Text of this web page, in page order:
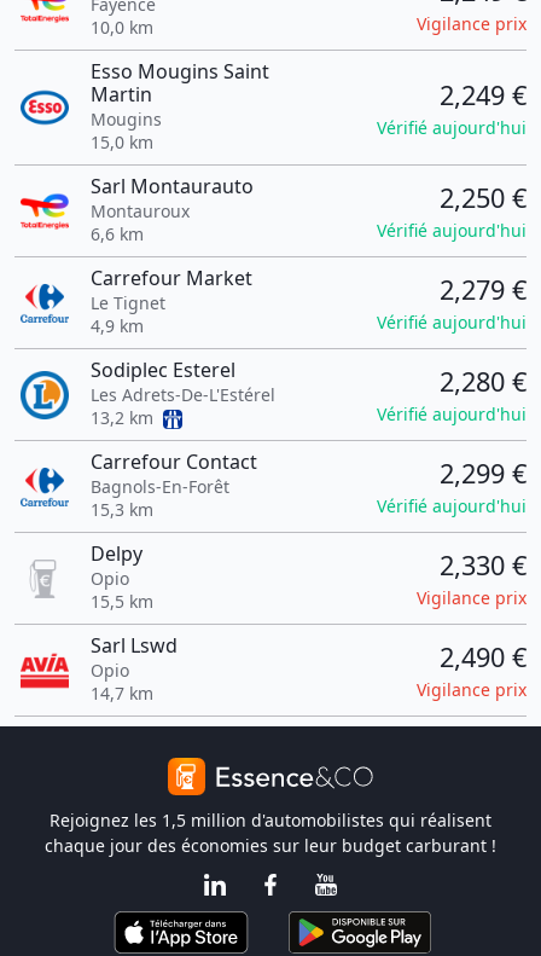
10,0 km
Vigilance prix
Esso Mougins Saint
Martin
Mougins
15,0 km
2,249 €
Vérifié aujourd'hui
Sarl Montaurauto
Montauroux
6,6 km
2,250 €
Vérifié aujourd'hui
Carrefour Market
Le Tignet
4,9 km
2,279 €
Vérifié aujourd'hui
Sodiplec Esterel
Les Adrets-De-L'Estérel
13,2 km
2,280 €
Vérifié aujourd'hui
Carrefour Contact
Bagnols-En-Forêt
15,3 km
2,299 €
Vérifié aujourd'hui
Delpy
Opio
15,5 km
2,330 €
Vigilance prix
Sarl Lswd
Opio
14,7 km
2,490 €
Vigilance prix
Rejoignez les 1,5 million d'automobilistes qui réalisent
chaque jour des économies sur leur budget carburant !